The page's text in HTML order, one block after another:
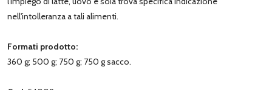
nell'intolleranza a tali alimenti.
Formati prodotto:
360 g; 500 g; 750 g; 750 g sacco.